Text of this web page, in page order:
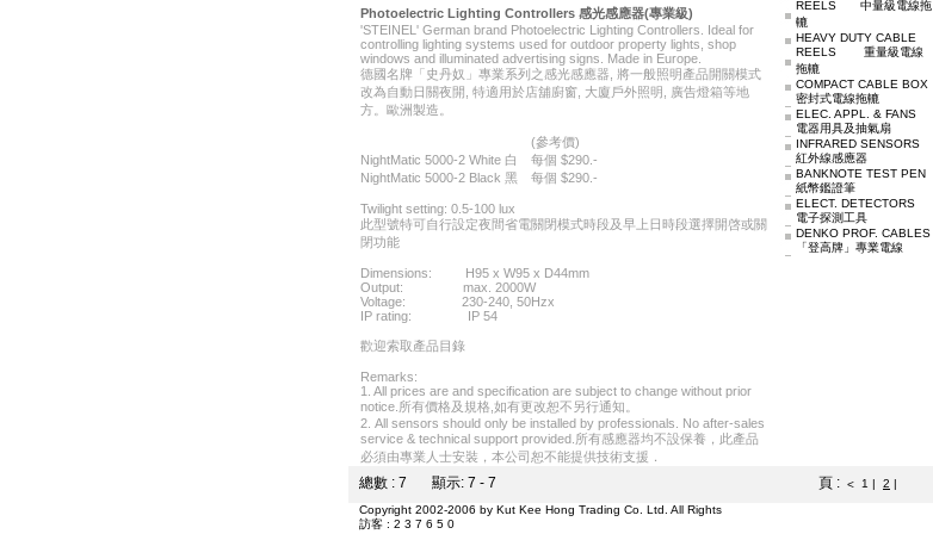
Photoelectric Lighting Controllers 感光感應器(專業級)
'STEINEL' German brand Photoelectric Lighting Controllers. Ideal for
controlling lighting systems used for outdoor property lights, shop
windows and illuminated advertising signs. Made in Europe.
德國名牌「史丹奴」專業系列之感光感應器, 將一般照明產品開關模式
改為自動日關夜開, 特適用於店舖廚窗, 大廈戶外照明, 廣告燈箱等地
方。歐洲製造。
(參考價)
NightMatic 5000-2 White 白 每個 $290.-
NightMatic 5000-2 Black 黑 每個 $290.-
Twilight setting: 0.5-100 lux
此型號特可自行設定夜間省電關閉模式時段及早上日時段選擇開啓或關
閉功能
Dimensions: H95 x W95 x D44mm
Output: max. 2000W
Voltage: 230-240, 50Hzx
IP rating: IP 54
歡迎索取產品目錄
Remarks:
1. All prices are and specification are subject to change without prior
notice.所有價格及規格,如有更改恕不另行通知。
2. All sensors should only be installed by professionals. No after-sales
service & technical support provided.所有感應器均不設保養，此產品
必須由專業人士安裝，本公司恕不能提供技術支援．
REELS 中量級電線拖
轆
HEAVY DUTY CABLE
REELS 重量級電線
拖轆
COMPACT CABLE BOX
密封式電線拖轆
ELEC. APPL. & FANS
電器用具及抽氣扇
INFRARED SENSORS
紅外線感應器
BANKNOTE TEST PEN
紙幣鑑證筆
ELECT. DETECTORS
電子探測工具
DENKO PROF. CABLES
「登高牌」專業電線
總數 : 7 顯示: 7 - 7 頁 : < 1 | 2 |
Copyright 2002-2006 by Kut Kee Hong Trading Co. Ltd. All Rights
訪客 : 2 3 7 6 5 0